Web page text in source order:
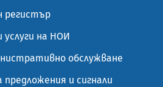
регистър
на НОИ
обслужване
предложения и сигнали